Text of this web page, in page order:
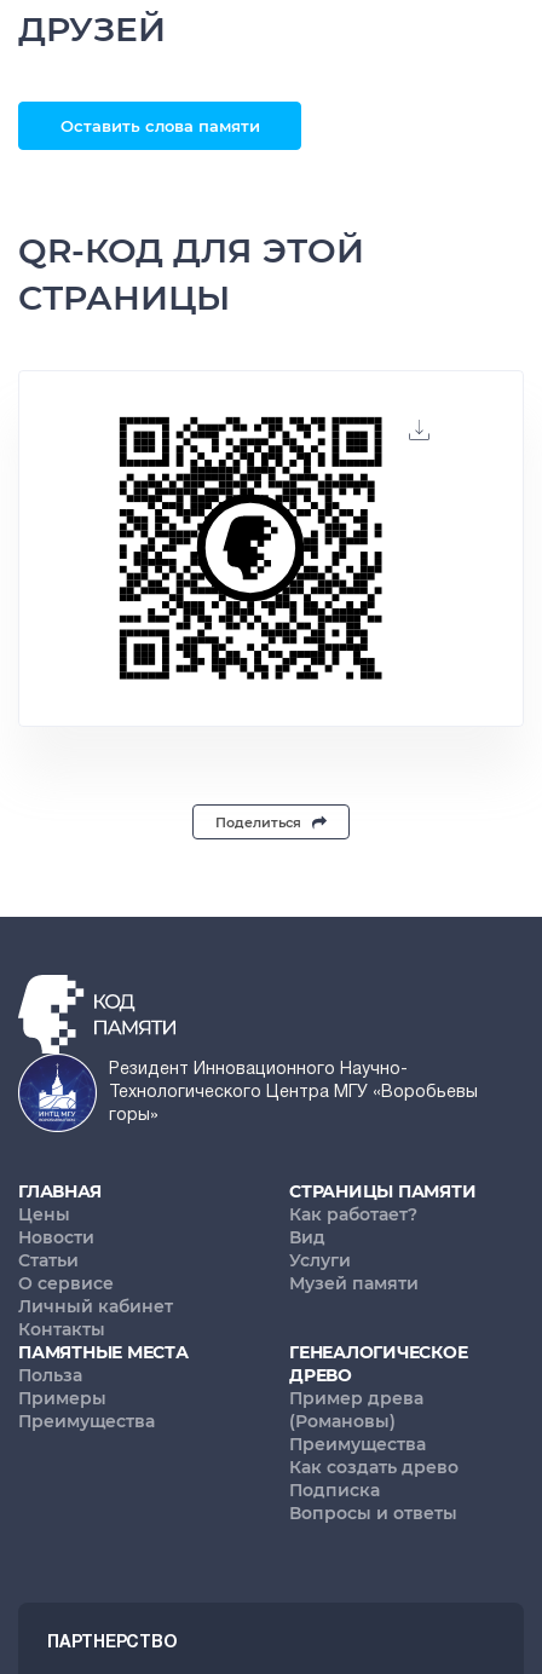
ДРУЗЕЙ
Оставить слова памяти
QR-КОД ДЛЯ ЭТОЙ
СТРАНИЦЫ
Поделиться
Резидент Инновационного Научно-
Технологического Центра МГУ «Воробьевы
горы»
ГЛАВНАЯ
Цены
Новости
Статьи
О сервисе
Личный кабинет
Контакты
СТРАНИЦЫ ПАМЯТИ
Как работает?
Вид
Услуги
Музей памяти
ПАМЯТНЫЕ МЕСТА
Польза
Примеры
Преимущества
ГЕНЕАЛОГИЧЕСКОЕ
ДРЕВО
Пример древа
(Романовы)
Преимущества
Как создать древо
Подписка
Вопросы и ответы
ПАРТНЕРСТВО